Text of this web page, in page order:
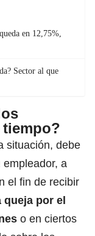
en 12,75%,
Sector al que
tiempo?
situación, debe
a
el fin de recibir
queja por el
o en ciertos